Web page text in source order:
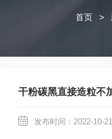
首页 >
干粉碳黑直接造粒不
发布时间：2022-